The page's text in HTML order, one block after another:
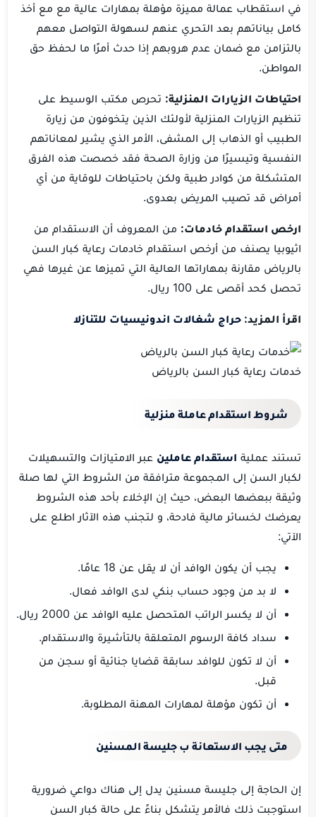
في استقطاب عمالة مميزة مؤهلة بمهارات عالية مع مع أخذ
كامل بياناتهم بعد التحري عنهم لسهولة التواصل معهم
بالتزامن مع ضمان عدم هروبهم إذا حدث أمرًا ما لحفظ حق
المواطن.
احتياطات الزيارات المنزلية: تحرص مكتب الوسيط على
تنظيم الزيارات المنزلية لأولئك الذين يتخوفون من زيارة
الطبيب أو الذهاب إلى المشفى، الأمر الذي يشير لمعاناتهم
النفسية وتيسيرًا من وزارة الصحة فقد خصصت هذه الفرق
المتشكلة من كوادر طبية ولكن باحتياطات للوقاية من أي
أمراض قد تصيب المريض بعدوى.
ارخص استقدام خادمات: من المعروف أن الاستقدام من
اثيوبيا يصنف من أرخص استقدام خادمات رعاية كبار السن
بالرياض مقارنة بمهاراتها العالية التي تميزها عن غيرها فهي
تحصل كحد أقصى على 100 ريال.
اقرأ المزيد: حراج شغالات اندونيسيات للتنازل
خدمات رعاية كبار السن بالرياض
شروط استقدام عاملة منزلية
تستند عملية استقدام عاملين عبر الامتيازات والتسهيلات
لكبار السن إلى المجموعة مترافقة من الشروط التي لها صلة
وثيقة ببعضها البعض، حيث إن الإخلاء بأحد هذه الشروط
يعرضك لخسائر مالية فادحة، و لتجنب هذه الآثار اطلع على
الآتي:
يجب أن يكون الوافد أن لا يقل عن 18 عامًا.
لا بد من وجود حساب بنكي لدى الوافد فعال.
أن لا يكسر الراتب المتحصل عليه الوافد عن 2000 ريال.
سداد كافة الرسوم المتعلقة بالتأشيرة والاستقدام.
أن لا تكون للوافد سابقة قضايا جنائية أو سجن من
قبل.
أن تكون مؤهلة لمهارات المهنة المطلوبة.
متى يجب الاستعانة ب جليسة المسنين
إن الحاجة إلى جليسة مسنين يدل إلى هناك دواعي ضرورية
استوجبت ذلك فالأمر يتشكل بناءً على حالة كبار السن